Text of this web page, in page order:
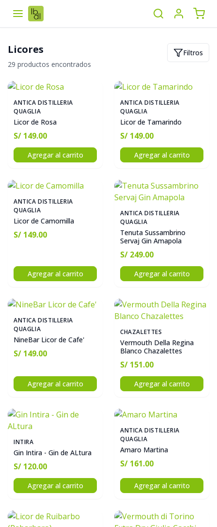
Licores
29 productos encontrados
Filtros
ANTICA DISTILLERIA
QUAGLIA
Licor de Rosa
S/ 149.00
Agregar al carrito
ANTICA DISTILLERIA
QUAGLIA
Licor de Tamarindo
S/ 149.00
Agregar al carrito
ANTICA DISTILLERIA
QUAGLIA
Licor de Camomilla
S/ 149.00
Agregar al carrito
ANTICA DISTILLERIA
QUAGLIA
Tenuta Sussambrino
Servaj Gin Amapola
S/ 249.00
Agregar al carrito
ANTICA DISTILLERIA
QUAGLIA
NineBar Licor de Cafe'
S/ 149.00
Agregar al carrito
CHAZALETTES
Vermouth Della Regina
Blanco Chazalettes
S/ 151.00
Agregar al carrito
INTIRA
Gin Intira - Gin de ALtura
S/ 120.00
Agregar al carrito
ANTICA DISTILLERIA
QUAGLIA
Amaro Martina
S/ 161.00
Agregar al carrito